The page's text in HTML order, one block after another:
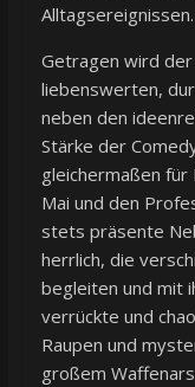
Alltagsereignissen.
Getragen wird
liebenswerten,
neben den
Stärke der
gleichermaßen für
Mai und den
stets präsente
herrlich, die
begleiten und mit
verrückte und
Raupen und
großem